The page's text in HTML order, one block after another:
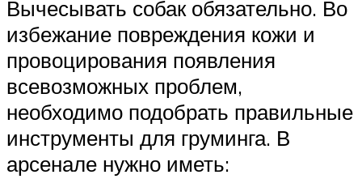
Вычесывать собак обязательно. Во
избежание повреждения кожи и
провоцирования появления
всевозможных проблем,
необходимо подобрать правильные
инструменты для груминга. В
арсенале нужно иметь: